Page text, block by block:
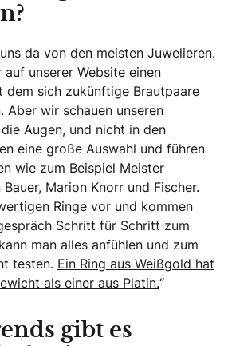
da von den meisten Juwelieren.
unserer Website einen
dem sich zukünftige Brautpaare
Aber wir schauen unseren
Augen, und nicht in den
eine große Auswahl und führen
wie zum Beispiel Meister
Marion Knorr und Fischer.
Ringe vor und kommen
Schritt für Schritt zum
man alles anfühlen und zum
testen. Ein Ring aus Weißgold hat
als einer aus Platin.“
gibt es